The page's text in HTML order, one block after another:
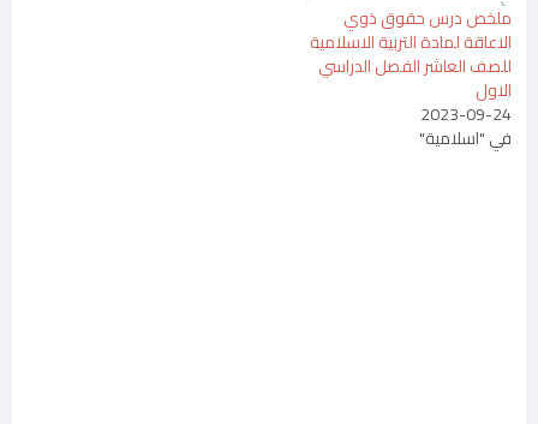
ملخص درس حقوق ذوي
الاعاقة لمادة التربية الاسلامية
للصف العاشر الفصل الدراسي
الاول
2023-09-24
في "اسلامية"